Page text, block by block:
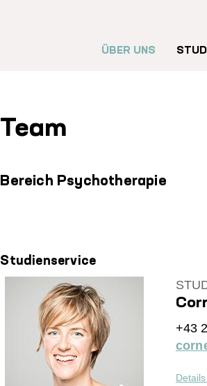
ÜBER UNS
Team
Bereich Psychotherapie
Studienservice
+43